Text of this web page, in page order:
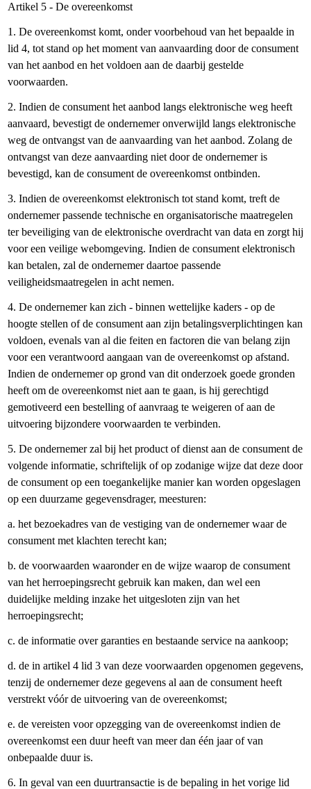
Artikel 5 - De overeenkomst
1. De overeenkomst komt, onder voorbehoud van het bepaalde in
lid 4, tot stand op het moment van aanvaarding door de consument
van het aanbod en het voldoen aan de daarbij gestelde
voorwaarden.
2. Indien de consument het aanbod langs elektronische weg heeft
aanvaard, bevestigt de ondernemer onverwijld langs elektronische
weg de ontvangst van de aanvaarding van het aanbod. Zolang de
ontvangst van deze aanvaarding niet door de ondernemer is
bevestigd, kan de consument de overeenkomst ontbinden.
3. Indien de overeenkomst elektronisch tot stand komt, treft de
ondernemer passende technische en organisatorische maatregelen
ter beveiliging van de elektronische overdracht van data en zorgt hij
voor een veilige webomgeving. Indien de consument elektronisch
kan betalen, zal de ondernemer daartoe passende
veiligheidsmaatregelen in acht nemen.
4. De ondernemer kan zich - binnen wettelijke kaders - op de
hoogte stellen of de consument aan zijn betalingsverplichtingen kan
voldoen, evenals van al die feiten en factoren die van belang zijn
voor een verantwoord aangaan van de overeenkomst op afstand.
Indien de ondernemer op grond van dit onderzoek goede gronden
heeft om de overeenkomst niet aan te gaan, is hij gerechtigd
gemotiveerd een bestelling of aanvraag te weigeren of aan de
uitvoering bijzondere voorwaarden te verbinden.
5. De ondernemer zal bij het product of dienst aan de consument de
volgende informatie, schriftelijk of op zodanige wijze dat deze door
de consument op een toegankelijke manier kan worden opgeslagen
op een duurzame gegevensdrager, meesturen:
a. het bezoekadres van de vestiging van de ondernemer waar de
consument met klachten terecht kan;
b. de voorwaarden waaronder en de wijze waarop de consument
van het herroepingsrecht gebruik kan maken, dan wel een
duidelijke melding inzake het uitgesloten zijn van het
herroepingsrecht;
c. de informatie over garanties en bestaande service na aankoop;
d. de in artikel 4 lid 3 van deze voorwaarden opgenomen gegevens,
tenzij de ondernemer deze gegevens al aan de consument heeft
verstrekt vóór de uitvoering van de overeenkomst;
e. de vereisten voor opzegging van de overeenkomst indien de
overeenkomst een duur heeft van meer dan één jaar of van
onbepaalde duur is.
6. In geval van een duurtransactie is de bepaling in het vorige lid